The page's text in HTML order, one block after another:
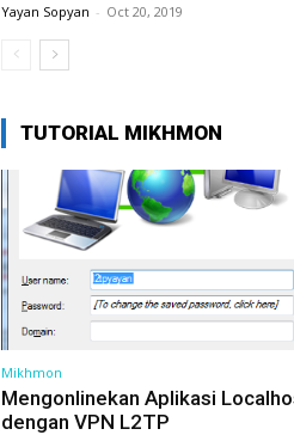
Yayan Sopyan - Oct 20, 2019
TUTORIAL MIKHMON
Mikhmon
Mengonlinekan Aplikasi
dengan VPN L2TP